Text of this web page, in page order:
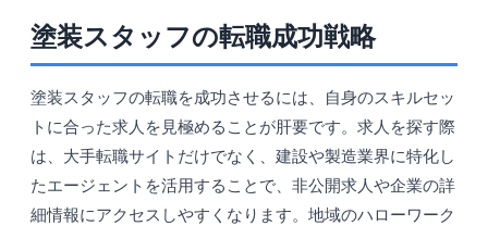
塗装スタッフの転職成功戦略
塗装スタッフの転職を成功させるには、自身のスキルセッ
トに合った求人を見極めることが肝要です。求人を探す際
は、大手転職サイトだけでなく、建設や製造業界に特化し
たエージェントを活用することで、非公開求人や企業の詳
細情報にアクセスしやすくなります。地域のハローワーク